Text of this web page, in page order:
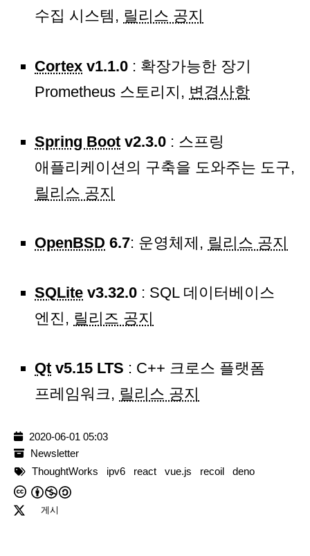
수집 시스템, 릴리스 공지
Cortex v1.1.0 : 확장가능한 장기
Prometheus 스토리지, 변경사항
Spring Boot v2.3.0 : 스프링
애플리케이션의 구축을 도와주는 도구,
릴리스 공지
OpenBSD 6.7: 운영체제, 릴리스 공지
SQLite v3.32.0 : SQL 데이터베이스
엔진, 릴리즈 공지
Qt v5.15 LTS : C++ 크로스 플랫폼
프레임워크, 릴리스 공지
2020-06-01 05:03
Newsletter
ThoughtWorks
ipv6 react vue.js recoil deno
게시